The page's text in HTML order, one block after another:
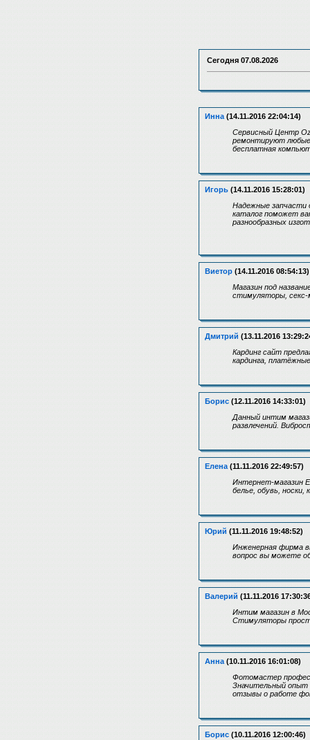
Сегодня 07.08.2026
Инна (14.11.2016 22:04:14)
Сервисный Центр
ремонтируют любые
бесплатная
Игорь (14.11.2016 15:28:01)
Надежные запчасти
каталог поможет
разнообразных
Виетор (14.11.2016 08:54:13)
Магазин под
стимуляторы, секс-
Дмитрий (13.11.2016
Кардинг сайт
кардинга,
Борис (12.11.2016 14:33:01)
Данный интим
развлечений.
Елена (11.11.2016 22:49:57)
Интернет-магазин
белье, обувь,
Юрий (11.11.2016 19:48:52)
Инженерная фирма
вопрос вы можете
Валерий (11.11.2016
Интим магазин в
Стимуляторы
Анна (10.11.2016 16:01:08)
Фотомастер
Значительный опыт
отзывы о работе
Борис (10.11.2016 12:00:46)